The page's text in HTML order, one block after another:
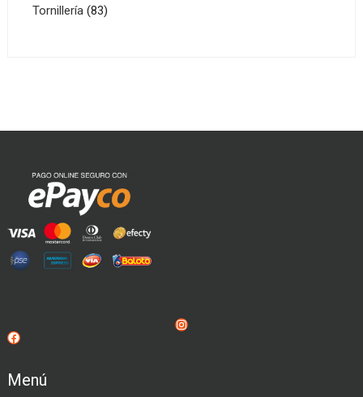
productos
Tornillería 8383
Instagram
Facebook
Menú